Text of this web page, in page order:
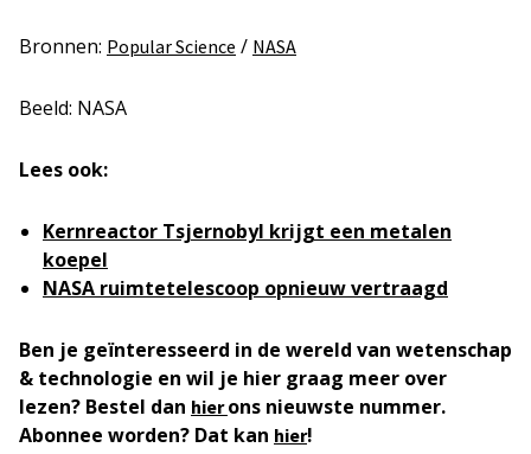
Bronnen: Popular Science / NASA
Beeld: NASA
Lees ook:
Kernreactor Tsjernobyl krijgt een metalen
koepel
NASA ruimtetelescoop opnieuw vertraagd
Ben je geïnteresseerd in de wereld van wetenschap
& technologie en wil je hier graag meer over
lezen? Bestel dan hierons nieuwste nummer.
Abonnee worden? Dat kan hier!